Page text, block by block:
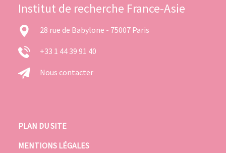
Institut de recherche France-Asie
28 rue de Babylone - 75007 Paris
+33 1 44 39 91 40
Nous contacter
PLAN DU SITE
MENTIONS LÉGALES